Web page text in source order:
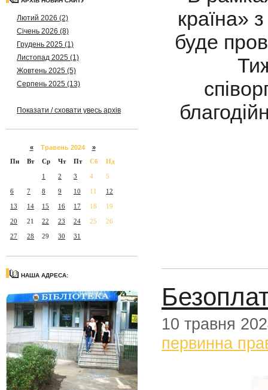
Лютий 2026 (2)
Січень 2026 (8)
Грудень 2025 (1)
Листопад 2025 (1)
Жовтень 2025 (5)
Серпень 2025 (13)
Показати / сховати увесь архів
«Травень 2024 »
Пн
Вт Ср Чт Пт Сб Нд
1 2 3 4 5
6 7 8 9 10 11 12
13 14 15 16 17 18 19
20 21 22 23 24 25 26
27 28 29 30 31
НАША АДРЕСА:
країна»
буде
10 травня
первинна